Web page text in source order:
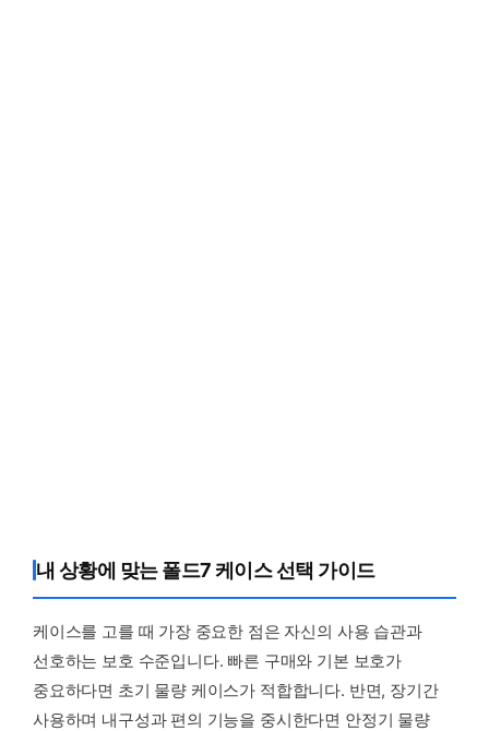
내 상황에 맞는 폴드7 케이스 선택 가이드
케이스를 고를 때 가장 중요한 점은 자신의 사용 습관과
선호하는 보호 수준입니다. 빠른 구매와 기본 보호가
중요하다면 초기 물량 케이스가 적합합니다. 반면, 장기간
사용하며 내구성과 편의 기능을 중시한다면 안정기 물량